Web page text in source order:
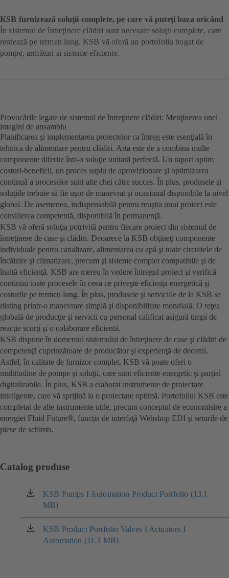
KSB furnizează soluţii complete, pe care vă puteţi baza oricând
În sistemul de întreţinere clădiri sunt necesare soluţii complete, care
rentează pe termen lung. KSB vă oferă un portofoliu bogat de
pompe, armături şi sisteme eficiente.
Provocările legate de sistemul de întreţinere clădiri: Menţinerea unei
imagini de ansamblu
Planificarea şi implementarea proiectelor ca întreg este esenţială în
tehnica de alimentare pentru clădiri. Arta este de a combina multe
componente diferite într-o soluţie unitară perfectă. Un raport optim
costuri-beneficii, un proces suplu de aprovizionare şi optimizarea
continuă a proceselor sunt alte chei către succes. În plus, produsele şi
soluţiile trebuie să fie uşor de manevrat şi ocazional disponibile la nivel
global. De asemenea, indispensabilă pentru reuşita unui proiect este
consilierea competentă, disponibilă în permanenţă.
KSB vă oferă soluţia potrivită pentru fiecare proiect din sistemul de
întreţinere de case şi clădiri. Deoarece la KSB obţineţi componente
individuale pentru canalizare, alimentarea cu apă şi toate circuitele de
încălzire şi climatizare, precum şi sisteme complet compatibile şi de
înaltă eficienţă. KSB are mereu în vedere întregul proiect şi verifică
continuu toate procesele în ceea ce priveşte eficienţa energetică şi
costurile pe termen lung. În plus, produsele şi serviciile de la KSB se
disting printr-o manevrare simplă şi disponibilitate mondială. O reţea
globală de producţie şi servicii cu personal calificat asigură timpi de
reacţie scurţi şi o colaborare eficientă.
KSB dispune în domeniul sistemului de întreţinere de case şi clădiri de
competenţă cuprinzătoare de producător şi experienţă de decenii.
Astfel, în calitate de furnizor complet, KSB vă poate oferi o
multitudine de pompe şi soluţii, care sunt eficiente energetic şi parţial
digitalizabile. În plus, KSB a elaborat instrumente de proiectare
inteligente, care vă sprijină la o proiectare optimă. Portofoliul KSB este
completat de alte instrumente utile, precum conceptul de economisire a
energiei Fluid Future®, funcţia de interfaţă Webshop EDI şi seturile de
piese de schimb.
Catalog produse
KSB Pumps I Automation Product Portfolio (13.1
MB)
(se
deschide
într-
o
filă
KSB Product Portfolio Valves I Actuators I
Automation (11.3 MB)
(se
deschide